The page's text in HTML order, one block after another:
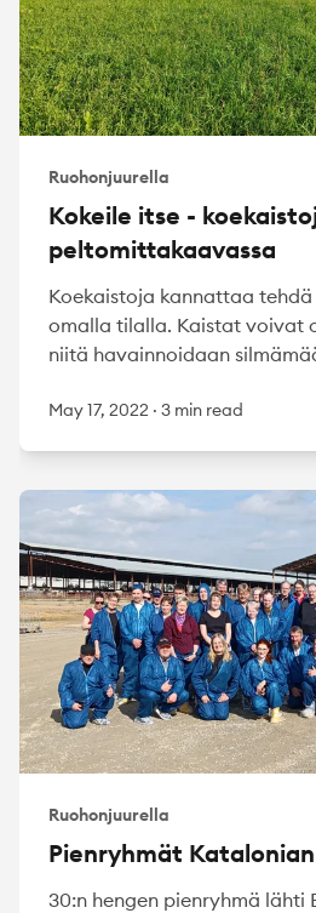
Ruohonjuurella
Kokeile itse -
peltomittakaavassa
Koekaistoja kannattaa
omalla tilalla. Kaistat voivat
niitä havainnoidaan
May 17, 2022 · 3 min read
Ruohonjuurella
Pienryhmät
30:n hengen pienryhmä lähti